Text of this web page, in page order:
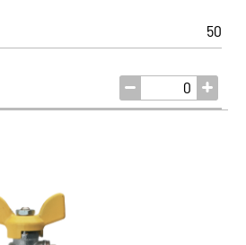
50